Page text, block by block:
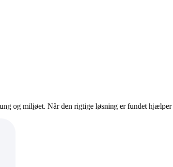
og miljøet. Når den rigtige løsning er fundet